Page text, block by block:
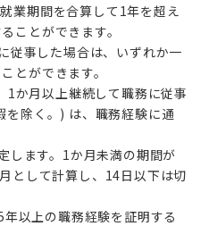
業期間を合算して1年を超え
ことができます。
従事した場合は、いずれか一
とができます。
か月以上継続して職務に従事
を除く。) は、職務経験に通
します。1か月未満の期間が
として計算し、14日以下は切
以上の職務経験を証明する